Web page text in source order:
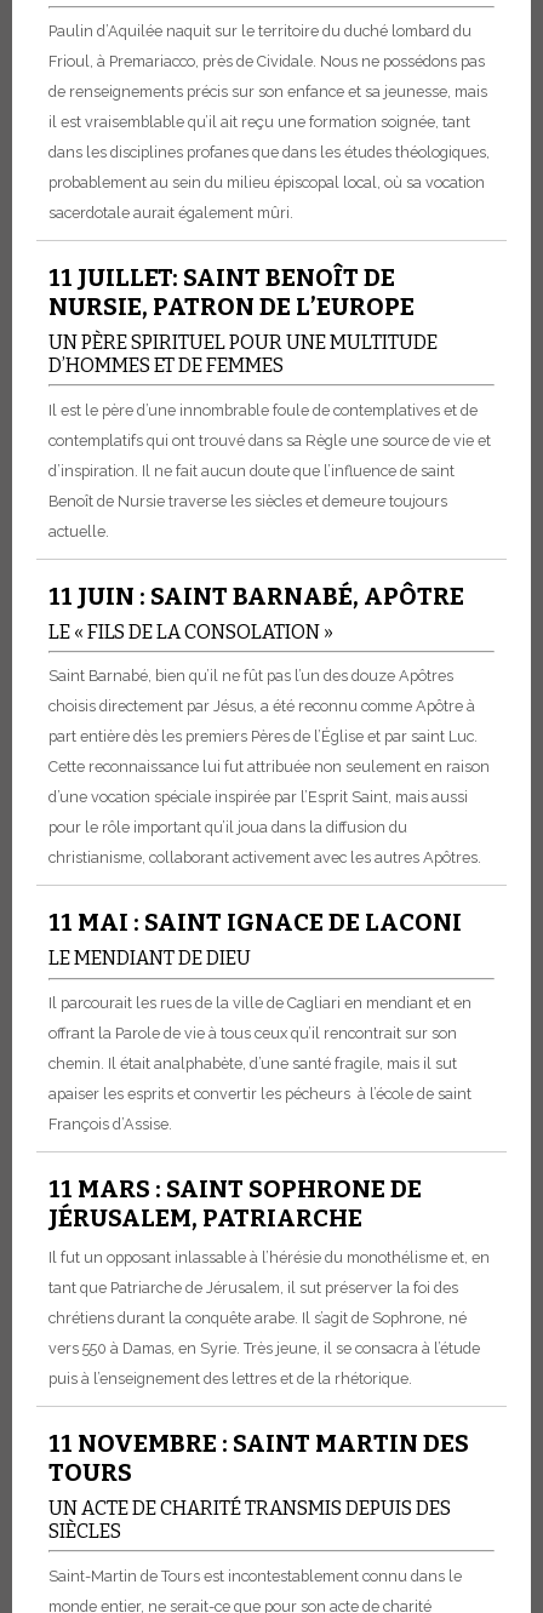
Paulin d’Aquilée naquit sur le territoire du duché lombard du
Frioul, à Premariacco, près de Cividale. Nous ne possédons pas
de renseignements précis sur son enfance et sa jeunesse, mais
il est vraisemblable qu’il ait reçu une formation soignée, tant
dans les disciplines profanes que dans les études théologiques,
probablement au sein du milieu épiscopal local, où sa vocation
sacerdotale aurait également mûri.
11 JUILLET: SAINT BENOÎT DE
NURSIE, PATRON DE L’EUROPE
UN PÈRE SPIRITUEL POUR UNE MULTITUDE
D’HOMMES ET DE FEMMES
Il est le père d’une innombrable foule de contemplatives et de
contemplatifs qui ont trouvé dans sa Règle une source de vie et
d’inspiration. Il ne fait aucun doute que l’influence de saint
Benoît de Nursie traverse les siècles et demeure toujours
actuelle.
11 JUIN : SAINT BARNABÉ, APÔTRE
LE « FILS DE LA CONSOLATION »
Saint Barnabé, bien qu’il ne fût pas l’un des douze Apôtres
choisis directement par Jésus, a été reconnu comme Apôtre à
part entière dès les premiers Pères de l’Église et par saint Luc.
Cette reconnaissance lui fut attribuée non seulement en raison
d’une vocation spéciale inspirée par l’Esprit Saint, mais aussi
pour le rôle important qu’il joua dans la diffusion du
christianisme, collaborant activement avec les autres Apôtres.
11 MAI : SAINT IGNACE DE LACONI
LE MENDIANT DE DIEU
Il parcourait les rues de la ville de Cagliari en mendiant et en
offrant la Parole de vie à tous ceux qu’il rencontrait sur son
chemin. Il était analphabète, d’une santé fragile, mais il sut
apaiser les esprits et convertir les pécheurs à l’école de saint
François d’Assise.
11 MARS : SAINT SOPHRONE DE
JÉRUSALEM, PATRIARCHE
Il fut un opposant inlassable à l’hérésie du monothélisme et, en
tant que Patriarche de Jérusalem, il sut préserver la foi des
chrétiens durant la conquête arabe. Il s’agit de Sophrone, né
vers 550 à Damas, en Syrie. Très jeune, il se consacra à l’étude
puis à l’enseignement des lettres et de la rhétorique.
11 NOVEMBRE : SAINT MARTIN DES
TOURS
UN ACTE DE CHARITÉ TRANSMIS DEPUIS DES
SIÈCLES
Saint-Martin de Tours est incontestablement connu dans le
monde entier, ne serait-ce que pour son acte de charité